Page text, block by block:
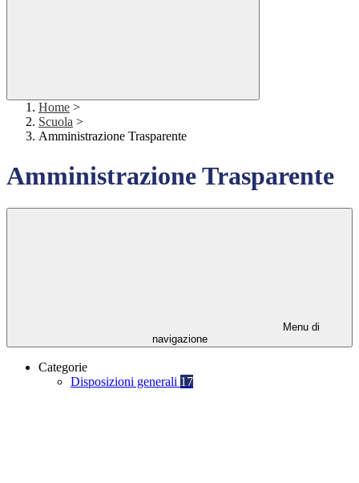
Home >
Scuola >
Amministrazione Trasparente
Amministrazione Trasparente
Menu di
navigazione
Categorie
Disposizioni generali 17